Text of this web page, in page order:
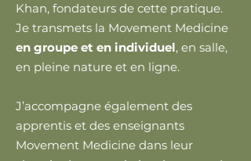
Khan, fondateurs de cette pratique.
Je transmets la Movement Medicine
en groupe et en individuel, en salle,
en pleine nature et en ligne.
J’accompagne également des
apprentis et des enseignants
Movement Medicine dans leur